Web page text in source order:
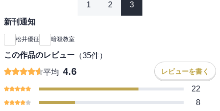
1 2 3
新刊通知
松井優征 暗殺教室
この作品のレビュー （35件）
平均 4.6 レビューを書く
22
8